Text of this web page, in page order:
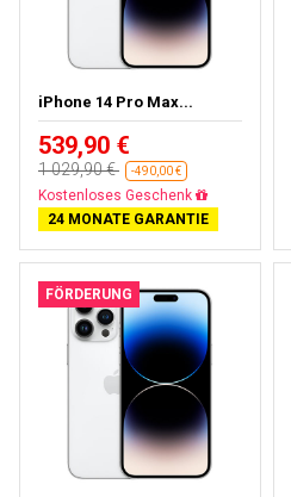
iPhone 14 Pro Max...
539,90 €
1 029,90 € -490,00 €
Gratisversand
24 MONATE GARANTIE
FÖRDERUNG